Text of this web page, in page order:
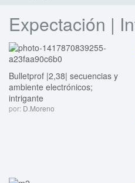
Expectación |
Bulletprof |2,38| secuencias y
ambiente electrónicos;
intrigante
por: D.Moreno